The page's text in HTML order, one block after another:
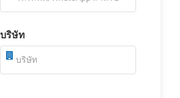
บริษัท